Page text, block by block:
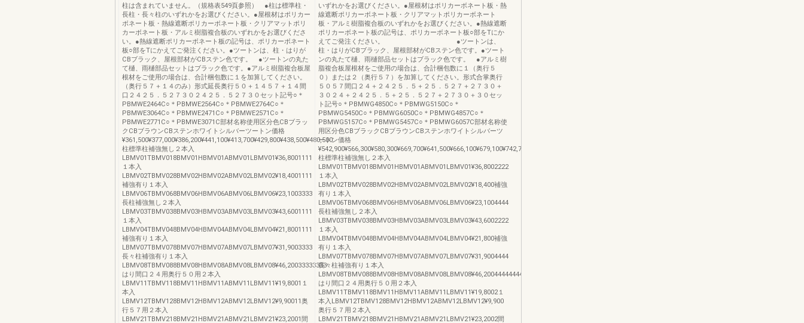
柱は含まれていません。（規格表549頁参照） ●柱は標準柱・
長柱・長々柱のいずれかをお選びください。●屋根材はポリカー
ボネート板・熱線遮断ポリカーボネート板・クリアマットポリ
カーボネート板・アルミ樹脂複合板のいずれかをお選びくださ
い。●熱線遮断ポリカーボネート板の記号は、ポリカーボネート
板○部をTにかえてご発注ください。●ツートンは、柱・はりが
CBブラック、屋根部材がCBステン色です。 ●ツートンの丸た
て樋、雨樋部品セットはブラック色です。●アルミ樹脂複合板屋
根材をご使用の場合は、合計梱包数に１を加算してください。
（奥行５７＋１４のみ）形式延長奥行５０＋１４５７＋１４間
口２４２５．５２７３０２４２５．５２７３０セット記号○＊
PBMWE2464C○＊PBMWE2564C○＊PBMWE2764C○＊
PBMWE3064C○＊PBMWE2471C○＊PBMWE2571C○＊
PBMWE2771C○＊PBMWE3071C部材名称使用区分色CBブラッ
クCBブラウンCBステンホワイトシルバーツートン価格
¥361,500¥377,000¥386,200¥441,100¥413,700¥429,800¥438,500¥480,500
柱標準柱補強無し２本入
LBMV01TBMV018BMV01HBMV01ABMV01LBMV01¥36,8001111
１本入
LBMV02TBMV028BMV02HBMV02ABMV02LBMV02¥18,4001111
補強有り１本入
LBMV06TBMV068BMV06HBMV06ABMV06LBMV06¥23,1003333
長柱補強無し２本入
LBMV03TBMV038BMV03HBMV03ABMV03LBMV03¥43,6001111
１本入
LBMV04TBMV048BMV04HBMV04ABMV04LBMV04¥21,8001111
補強有り１本入
LBMV07TBMV078BMV07HBMV07ABMV07LBMV07¥31,9003333
長々柱補強有り１本入
LBMV08TBMV088BMV08HBMV08ABMV08LBMV08¥46,20033333333
はり間口２４用奥行５０用２本入
LBMV11TBMV118BMV11HBMV11ABMV11LBMV11¥19,8001１
本入
LBMV12TBMV128BMV12HBMV12ABMV12LBMV12¥9,90011奥
行５７用２本入
LBMV21TBMV218BMV21HBMV21ABMV21LBMV21¥23,2001間
いずれかをお選びください。●屋根材はポリカーボネート板・熱
線遮断ポリカーボネート板・クリアマットポリカーボネート
板・アルミ樹脂複合板のいずれかをお選びください。●熱線遮断
ポリカーボネート板の記号は、ポリカーボネート板○部をTにか
えてご発注ください。 ●ツートンは、
柱・はりがCBブラック、屋根部材がCBステン色です。●ツート
ンの丸たて樋、雨樋部品セットはブラック色です。 ●アルミ樹
脂複合板屋根材をご使用の場合は、合計梱包数に１（奥行５
０）または２（奥行５７）を加算してください。形式合掌奥行
５０５７間口２４＋２４２５．５＋２５．５２７＋２７３０＋
３０２４＋２４２５．５＋２５．５２７＋２７３０＋３０セッ
ト記号○＊PBMWG4850C○＊PBMWG5150C○＊
PBMWG5450C○＊PBMWG6050C○＊PBMWG4857C○＊
PBMWG5157C○＊PBMWG5457C○＊PBMWG6057C部材名称使
用区分色CBブラックCBブラウンCBステンホワイトシルバーツ
ートン価格
¥542,900¥566,300¥580,300¥669,700¥641,500¥666,100¥679,100¥742,700
柱標準柱補強無し２本入
LBMV01TBMV018BMV01HBMV01ABMV01LBMV01¥36,8002222
１本入
LBMV02TBMV028BMV02HBMV02ABMV02LBMV02¥18,400補強
有り１本入
LBMV06TBMV068BMV06HBMV06ABMV06LBMV06¥23,1004444
長柱補強無し２本入
LBMV03TBMV038BMV03HBMV03ABMV03LBMV03¥43,6002222
１本入
LBMV04TBMV048BMV04HBMV04ABMV04LBMV04¥21,800補強
有り１本入
LBMV07TBMV078BMV07HBMV07ABMV07LBMV07¥31,9004444
長々柱補強有り１本入
LBMV08TBMV088BMV08HBMV08ABMV08LBMV08¥46,20044444444
はり間口２４用奥行５０用２本入
LBMV11TBMV118BMV11HBMV11ABMV11LBMV11¥19,8002１
本入LBMV12TBMV128BMV12HBMV12ABMV12LBMV12¥9,900
奥行５７用２本入
LBMV21TBMV218BMV21HBMV21ABMV21LBMV21¥23,2002間